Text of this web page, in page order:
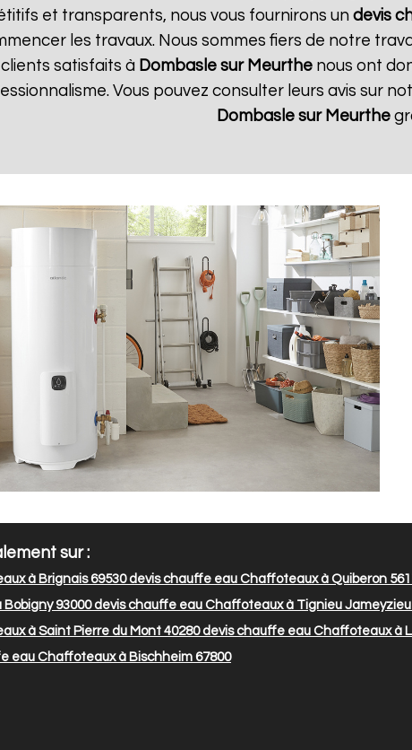
et transparents, nous vous fournirons un devis
les travaux. Nous sommes fiers de notre
clients satisfaits à Dombasle sur Meurthenous ont
Vous pouvez consulter leurs avis sur
Dombasle sur Meurthe
sur :
à Brignais 69530devis chauffe eau Chaffoteaux à Quiberon
93000devis chauffe eau Chaffoteaux à Tignieu Jameyzieu
à Saint Pierre du Mont 40280devis chauffe eau Chaffoteaux à
eau Chaffoteaux à Bischheim 67800